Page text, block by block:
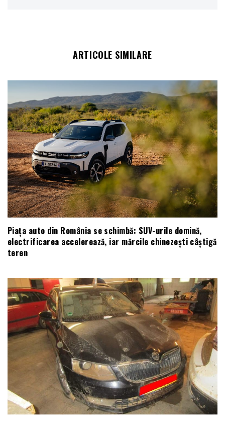
ARTICOLE SIMILARE
Piața auto din România se schimbă: SUV-urile domină,
electrificarea accelerează, iar mărcile chinezești câștigă
teren